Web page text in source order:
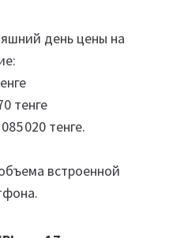
день цены на
тенге
020 тенге.
встроенной